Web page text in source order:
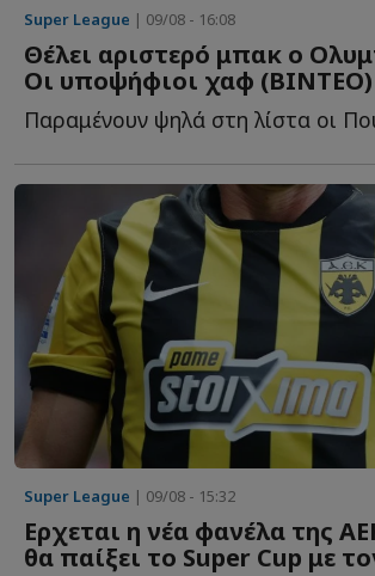
Super League | 09/08 - 16:08
Θέλει αριστερό μπακ ο
Οι υποψήφιοι χαφ (ΒΙΝΤΕΟ)
Παραμένουν ψηλά στη λίστα οι
Super League | 09/08 - 15:32
Ερχεται η νέα φανέλα της
θα παίξει το Super Cup με